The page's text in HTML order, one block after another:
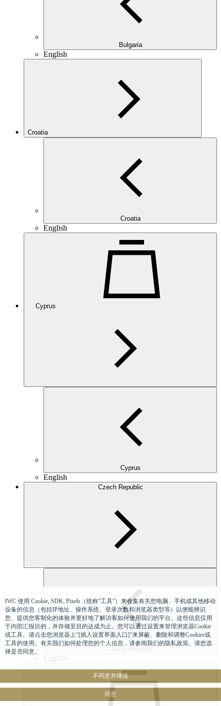
Bulgaria
English
Croatia
Croatia
English
Cyprus
Cyprus
English
Czech Republic
Czech Republic
English
IWC 使用 Cookie, SDK, Pixels（统称“工具”）来收集有关您电脑、手机或其他移动
设备的信息（包括IP地址、操作系统、登录次数和浏览器类型等）以便能辨识
您、提供您客制化的体验并更好地了解访客如何使用我们的平台。这些信息仅用
于内部汇报目的，并存储至目的达成为止。您可以通过设置来管理浏览器Cookie
或工具。请点击您浏览器上“[插入设置界面入口]”来屏蔽、删除和调整Cookies或
工具的使用。有关我们如何处理您的个人信息，请参阅我们的隐私政策。请您选
择是否同意。
不同意并继续
同意